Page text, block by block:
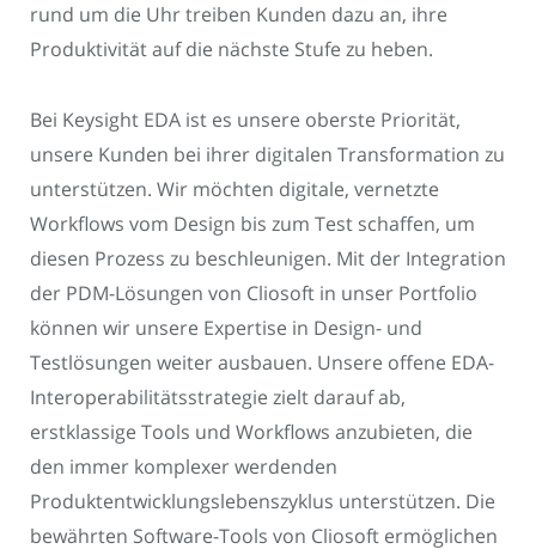
rund um die Uhr treiben Kunden dazu an, ihre
Produktivität auf die nächste Stufe zu heben.
Bei Keysight EDA ist es unsere oberste Priorität,
unsere Kunden bei ihrer digitalen Transformation zu
unterstützen. Wir möchten digitale, vernetzte
Workflows vom Design bis zum Test schaffen, um
diesen Prozess zu beschleunigen. Mit der Integration
der PDM-Lösungen von Cliosoft in unser Portfolio
können wir unsere Expertise in Design- und
Testlösungen weiter ausbauen. Unsere offene EDA-
Interoperabilitätsstrategie zielt darauf ab,
erstklassige Tools und Workflows anzubieten, die
den immer komplexer werdenden
Produktentwicklungslebenszyklus unterstützen. Die
bewährten Software-Tools von Cliosoft ermöglichen